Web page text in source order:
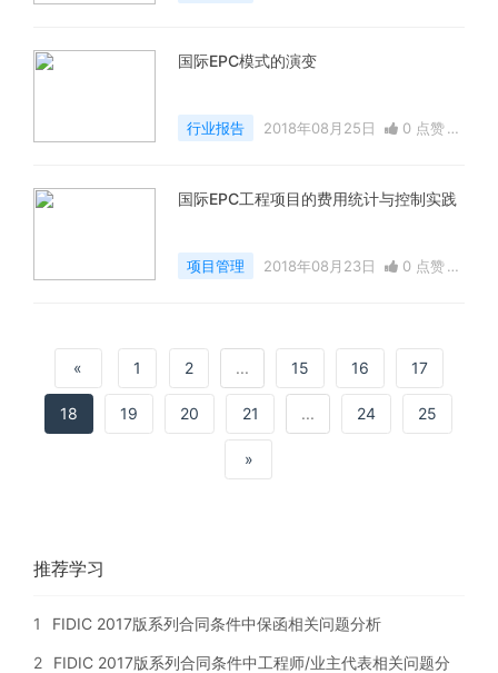
国际EPC模式的演变
行业报告 2018年08月25日
0 点赞
国际EPC工程项目的费用统计与控制实践
项目管理 2018年08月23日
0 点赞
« 1 2 ... 15 16 17
18 19 20 21 ... 24 25
»
推荐学习
1 FIDIC 2017版系列合同条件中保函相关问题分析
2
FIDIC 2017版系列合同条件中工程师/业主代表相关问题分